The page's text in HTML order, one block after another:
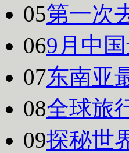
05第一次
069月中
07东南亚
08全球旅
09探秘世